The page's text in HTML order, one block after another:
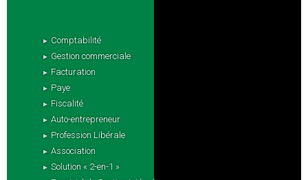
Comptabilité
Gestion commerciale
Facturation
Paye
Fiscalité
Auto-entrepreneur
Profession Libérale
Association
Solution « 2-en-1 »